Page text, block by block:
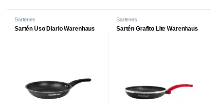
Sartenes
Sartén Uso Diario Warenhaus
Sartenes
Sartén Grafito Lite Warenhaus